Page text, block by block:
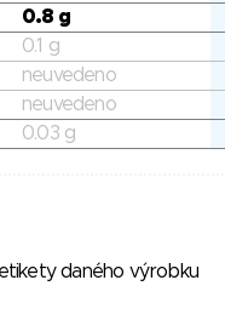
0.8 g
0.1 g
neuvedeno
neuvedeno
0.03 g
daného výrobku